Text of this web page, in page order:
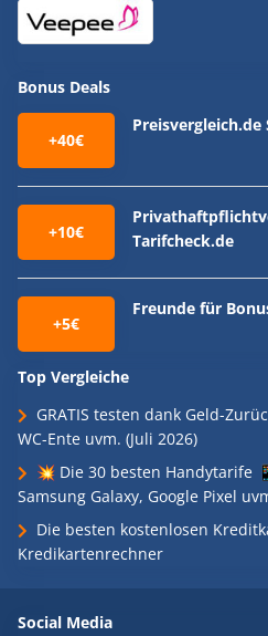
Bonus Deals
+40€
Preisvergleich.de
+10€
Tarifcheck.de
+5€
Freunde für
Top Vergleiche
GRATIS testen dank Geld-
WC-Ente uvm. (Juli 2026)
💥 Die 30 besten Handytarife
Samsung Galaxy, Google Pixel
Die besten kostenlosen
Kredikartenrechner
Social Media